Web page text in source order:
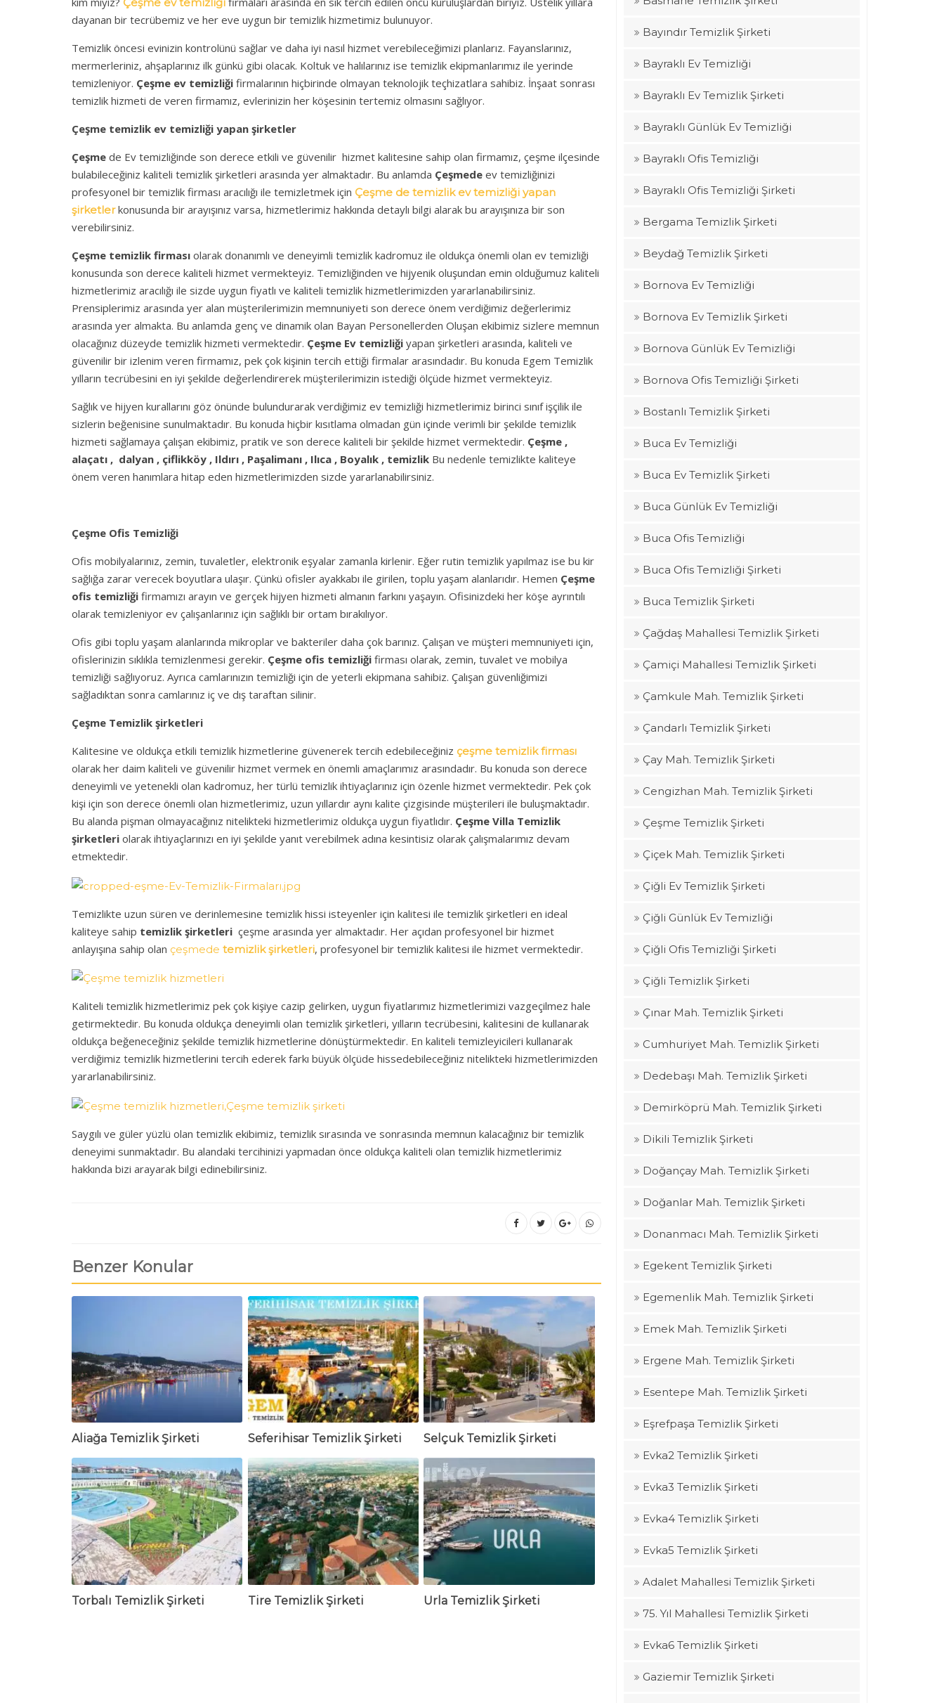
dayanan bir tecrübemiz ve her eve uygun bir temizlik hizmetimiz bulunuyor.
Temizlik öncesi evinizin kontrolünü sağlar ve daha iyi nasıl hizmet verebileceğimizi planlarız. Fayanslarınız,
mermerleriniz, ahşaplarınız ilk günkü gibi olacak. Koltuk ve halılarınız ise temizlik ekipmanlarımız ile yerinde
temizleniyor. Çeşme ev temizliği firmalarının hiçbirinde olmayan teknolojik teçhizatlara sahibiz. İnşaat sonrası
temizlik hizmeti de veren firmamız, evlerinizin her köşesinin tertemiz olmasını sağlıyor.
Çeşme temizlik ev temizliği yapan şirketler
Çeşme de Ev temizliğinde son derece etkili ve güvenilir hizmet kalitesine sahip olan firmamız, çeşme ilçesinde
bulabileceğiniz kaliteli temizlik şirketleri arasında yer almaktadır. Bu anlamda Çeşmede ev temizliğinizi
profesyonel bir temizlik firması aracılığı ile temizletmek için Çeşme de temizlik ev temizliği yapan
şirketlerkonusunda bir arayışınız varsa, hizmetlerimiz hakkında detaylı bilgi alarak bu arayışınıza bir son
verebilirsiniz.
Çeşme temizlik firması olarak donanımlı ve deneyimli temizlik kadromuz ile oldukça önemli olan ev temizliği
konusunda son derece kaliteli hizmet vermekteyiz. Temizliğinden ve hijyenik oluşundan emin olduğumuz kaliteli
hizmetlerimiz aracılığı ile sizde uygun fiyatlı ve kaliteli temizlik hizmetlerimizden yararlanabilirsiniz.
Prensiplerimiz arasında yer alan müşterilerimizin memnuniyeti son derece önem verdiğimiz değerlerimiz
arasında yer almakta. Bu anlamda genç ve dinamik olan Bayan Personellerden Oluşan ekibimiz sizlere memnun
olacağınız düzeyde temizlik hizmeti vermektedir. Çeşme Ev temizliği yapan şirketleri arasında, kaliteli ve
güvenilir bir izlenim veren firmamız, pek çok kişinin tercih ettiği firmalar arasındadır. Bu konuda Egem Temizlik
yılların tecrübesini en iyi şekilde değerlendirerek müşterilerimizin istediği ölçüde hizmet vermekteyiz.
Sağlık ve hijyen kurallarını göz önünde bulundurarak verdiğimiz ev temizliği hizmetlerimiz birinci sınıf işçilik ile
sizlerin beğenisine sunulmaktadır. Bu konuda hiçbir kısıtlama olmadan gün içinde verimli bir şekilde temizlik
hizmeti sağlamaya çalışan ekibimiz, pratik ve son derece kaliteli bir şekilde hizmet vermektedir. Çeşme ,
alaçatı , dalyan , çiflikköy , Ildırı , Paşalimanı , Ilıca , Boyalık , temizlik Bu nedenle temizlikte kaliteye
önem veren hanımlara hitap eden hizmetlerimizden sizde yararlanabilirsiniz.
Çeşme Ofis Temizliği
Ofis mobilyalarınız, zemin, tuvaletler, elektronik eşyalar zamanla kirlenir. Eğer rutin temizlik yapılmaz ise bu kir
sağlığa zarar verecek boyutlara ulaşır. Çünkü ofisler ayakkabı ile girilen, toplu yaşam alanlarıdır. Hemen Çeşme
ofis temizliği firmamızı arayın ve gerçek hijyen hizmeti almanın farkını yaşayın. Ofisinizdeki her köşe ayrıntılı
olarak temizleniyor ev çalışanlarınız için sağlıklı bir ortam bırakılıyor.
Ofis gibi toplu yaşam alanlarında mikroplar ve bakteriler daha çok barınız. Çalışan ve müşteri memnuniyeti için,
ofislerinizin sıklıkla temizlenmesi gerekir. Çeşme ofis temizliği firması olarak, zemin, tuvalet ve mobilya
temizliği sağlıyoruz. Ayrıca camlarınızın temizliği için de yeterli ekipmana sahibiz. Çalışan güvenliğimizi
sağladıktan sonra camlarınız iç ve dış taraftan silinir.
Çeşme Temizlik şirketleri
Kalitesine ve oldukça etkili temizlik hizmetlerine güvenerek tercih edebileceğiniz çeşme temizlik firması
olarak her daim kaliteli ve güvenilir hizmet vermek en önemli amaçlarımız arasındadır. Bu konuda son derece
deneyimli ve yetenekli olan kadromuz, her türlü temizlik ihtiyaçlarınız için özenle hizmet vermektedir. Pek çok
kişi için son derece önemli olan hizmetlerimiz, uzun yıllardır aynı kalite çizgisinde müşterileri ile buluşmaktadır.
Bu alanda pişman olmayacağınız nitelikteki hizmetlerimiz oldukça uygun fiyatlıdır. Çeşme Villa Temizlik
şirketleri olarak ihtiyaçlarınızı en iyi şekilde yanıt verebilmek adına kesintisiz olarak çalışmalarımız devam
etmektedir.
Temizlikte uzun süren ve derinlemesine temizlik hissi isteyenler için kalitesi ile temizlik şirketleri en ideal
kaliteye sahip temizlik şirketleri çeşme arasında yer almaktadır. Her açıdan profesyonel bir hizmet
anlayışına sahip olan çeşmede temizlik şirketleri, profesyonel bir temizlik kalitesi ile hizmet vermektedir.
Kaliteli temizlik hizmetlerimiz pek çok kişiye cazip gelirken, uygun fiyatlarımız hizmetlerimizi vazgeçilmez hale
getirmektedir. Bu konuda oldukça deneyimli olan temizlik şirketleri, yılların tecrübesini, kalitesini de kullanarak
oldukça beğeneceğiniz şekilde temizlik hizmetlerine dönüştürmektedir. En kaliteli temizleyicileri kullanarak
verdiğimiz temizlik hizmetlerini tercih ederek farkı büyük ölçüde hissedebileceğiniz nitelikteki hizmetlerimizden
yararlanabilirsiniz.
Saygılı ve güler yüzlü olan temizlik ekibimiz, temizlik sırasında ve sonrasında memnun kalacağınız bir temizlik
deneyimi sunmaktadır. Bu alandaki tercihinizi yapmadan önce oldukça kaliteli olan temizlik hizmetlerimiz
hakkında bizi arayarak bilgi edinebilirsiniz.
Benzer Konular
Aliağa Temizlik Şirketi Seferihisar Temizlik Şirketi Selçuk Temizlik Şirketi
Torbalı Temizlik Şirketi Tire Temizlik Şirketi Urla Temizlik Şirketi
Bayındır Temizlik Şirketi
Bayraklı Ev Temizliği
Bayraklı Ev Temizlik Şirketi
Bayraklı Günlük Ev Temizliği
Bayraklı Ofis Temizliği
Bayraklı Ofis Temizliği Şirketi
Bergama Temizlik Şirketi
Beydağ Temizlik Şirketi
Bornova Ev Temizliği
Bornova Ev Temizlik Şirketi
Bornova Günlük Ev Temizliği
Bornova Ofis Temizliği Şirketi
Bostanlı Temizlik Şirketi
Buca Ev Temizliği
Buca Ev Temizlik Şirketi
Buca Günlük Ev Temizliği
Buca Ofis Temizliği
Buca Ofis Temizliği Şirketi
Buca Temizlik Şirketi
Çağdaş Mahallesi Temizlik Şirketi
Çamiçi Mahallesi Temizlik Şirketi
Çamkule Mah. Temizlik Şirketi
Çandarlı Temizlik Şirketi
Çay Mah. Temizlik Şirketi
Cengizhan Mah. Temizlik Şirketi
Çeşme Temizlik Şirketi
Çiçek Mah. Temizlik Şirketi
Çiğli Ev Temizlik Şirketi
Çiğli Günlük Ev Temizliği
Çiğli Ofis Temizliği Şirketi
Çiğli Temizlik Şirketi
Çınar Mah. Temizlik Şirketi
Cumhuriyet Mah. Temizlik Şirketi
Dedebaşı Mah. Temizlik Şirketi
Demirköprü Mah. Temizlik Şirketi
Dikili Temizlik Şirketi
Doğançay Mah. Temizlik Şirketi
Doğanlar Mah. Temizlik Şirketi
Donanmacı Mah. Temizlik Şirketi
Egekent Temizlik Şirketi
Egemenlik Mah. Temizlik Şirketi
Emek Mah. Temizlik Şirketi
Ergene Mah. Temizlik Şirketi
Esentepe Mah. Temizlik Şirketi
Eşrefpaşa Temizlik Şirketi
Evka2 Temizlik Şirketi
Evka3 Temizlik Şirketi
Evka4 Temizlik Şirketi
Evka5 Temizlik Şirketi
Adalet Mahallesi Temizlik Şirketi
75. Yıl Mahallesi Temizlik Şirketi
Evka6 Temizlik Şirketi
Gaziemir Temizlik Şirketi